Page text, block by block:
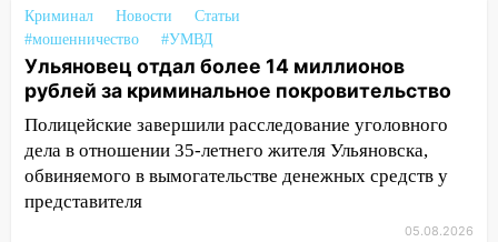
16:06 18-летняя девушка без прав
перевернулась на мопеде и попала в
больницу
15:59 Ульяновец отдал более 14
миллионов рублей за криминальное
покровительство
15:32 На «кольце» кроссовер сбил 18-
Криминал Новости
Статьи
#мошенничество
#УМВД
Ульяновец отдал более 14 миллионов
рублей за криминальное покровительство
Полицейские завершили расследование уголовного
дела в отношении 35-летнего жителя Ульяновска,
обвиняемого в вымогательстве денежных средств у
представителя
05.08.2026